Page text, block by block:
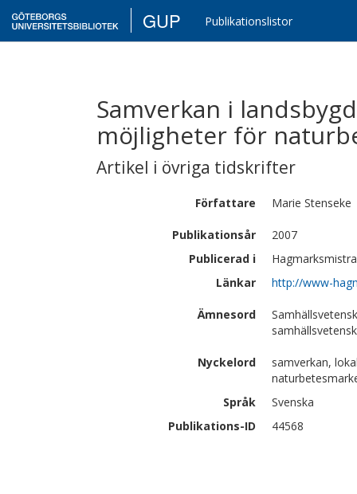
GUP Publikationslistor
Samverkan i
möjligheter för
Artikel i övriga tidskrifter
Författare Marie Stenseke
Publikationsår
2007
Publicerad i
Länkar
http://www-
Ämnesord
Nyckelord
samverkan,
Språk
Svenska
Publikations-ID
44568